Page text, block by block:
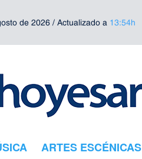
de 2026 / Actualizado a 13:54h
ARTES ESCÉNICAS